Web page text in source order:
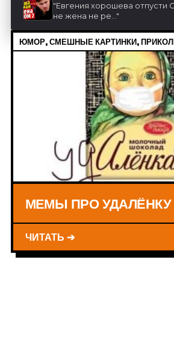
"Евгения хорошева отпусти
не жена не ре..."
ЮМОР, СМЕШНЫЕ КАРТИНКИ,
МЕМЫ ПРО УДАЛЁНКУ
ЧИТАТЬ ➔